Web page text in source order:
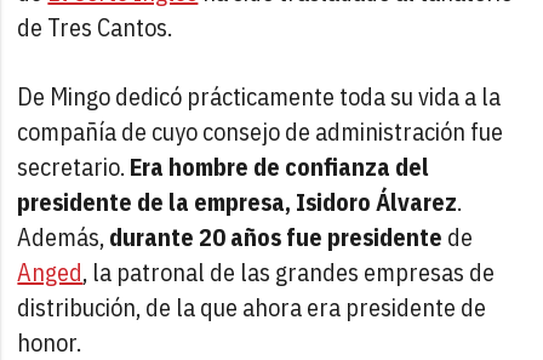
de Tres Cantos.
De Mingo dedicó prácticamente toda su vida a la
compañía de cuyo consejo de administración fue
secretario. Era hombre de confianza del
presidente de la empresa, Isidoro Álvarez.
Además,durante 20 años fue presidente de
Anged, la patronal de las grandes empresas de
distribución, de la que ahora era presidente de
honor.